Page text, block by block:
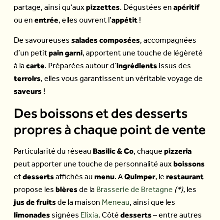
partage, ainsi qu’auxpizzettes. Dégustées en apéritif
ou en entrée, elles ouvrent l’appétit!
De savoureuses salades composées, accompagnées
d’un petitpain garni, apportent une touche de légèreté
à la carte. Préparées autour d’ingrédientsissus des
terroirs, elles vous garantissent un véritable voyage de
saveurs!
Des boissons et des desserts
propres à chaque point de vente
Particularité du réseau Basilic & Co, chaque pizzeria
peut apporter une touche de personnalité auxboissons
etdessertsaffichés au menu. AQuimper, le restaurant
propose les bièresde la Brasserie de Bretagne (*), les
jus de fruitsde la maison Meneau, ainsi que les
limonadessignées Elixia. Côté desserts– entre autres